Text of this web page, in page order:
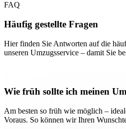
FAQ
Häufig gestellte Fragen
Hier finden Sie Antworten auf die
unseren Umzugsservice – damit Sie
Wie früh sollte ich meinen
Am besten so früh wie möglich –
Voraus. So können wir Ihren